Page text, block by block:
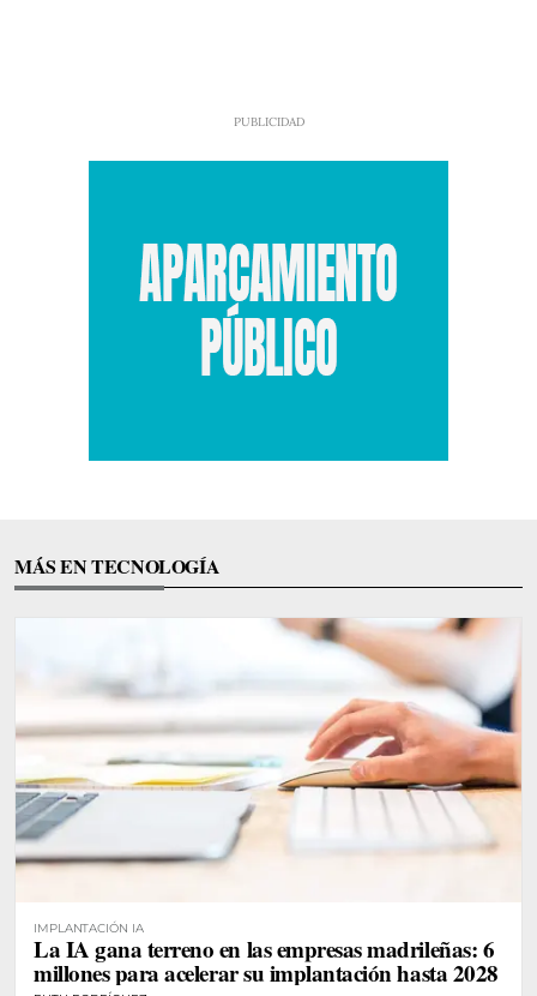
MÁS EN TECNOLOGÍA
IMPLANTACIÓN IA
La IA gana terreno en las empresas madrileñas: 6
millones para acelerar su implantación hasta 2028